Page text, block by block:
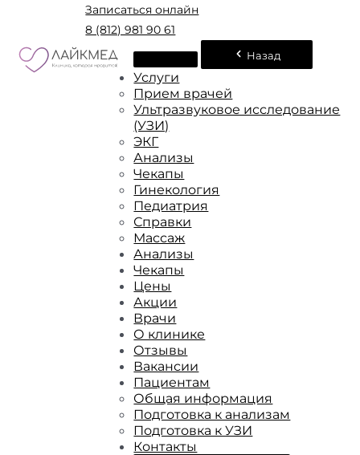
Записаться онлайн
8 (812) 981 90 61
Назад
Услуги
Прием врачей
Ультразвуковое исследование
(УЗИ)
ЭКГ
Анализы
Чекапы
Гинекология
Педиатрия
Справки
Массаж
Анализы
Чекапы
Цены
Акции
Врачи
О клинике
Отзывы
Вакансии
Пациентам
Общая информация
Подготовка к анализам
Подготовка к УЗИ
Контакты